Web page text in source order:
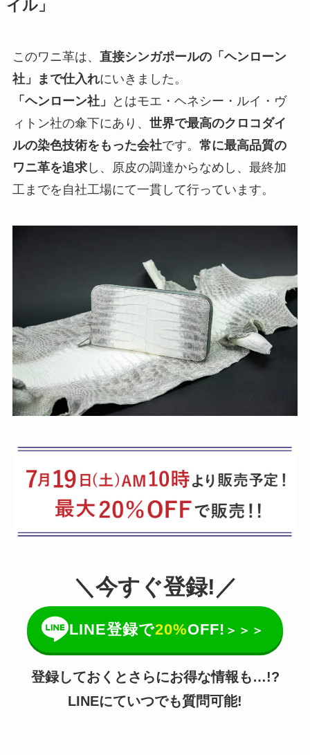
イル」
このワニ革は、 直接シンガポールの「ヘンローン
社」まで仕入れにいきました。
「ヘンローン社」
とはモエ・ヘネシー・ルイ・ヴ
ィトン社の傘下にあり、 世界で最高のクロコダイ
ルの染色技術をもった会社です。 常に最高品質の
ワニ革を追求し、原皮の調達からなめし、最終加
工までを自社工場にて一貫して行っています。
＼今すぐ登録!／
LINE登録で20%OFF! ＞＞＞
登録しておくとさらにお得な情報も…!?
LINEにていつでも質問可能!